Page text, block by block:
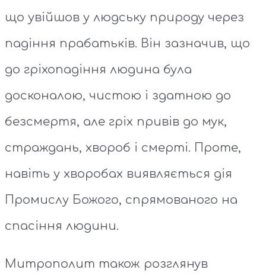
що увійшов у людську природу через
падіння прабатьків. Він зазначив, що
до гріхопадіння людина була
досконалою, чистою і здатною до
безсмертя, але гріх привів до мук,
страждань, хвороб і смерті. Проте,
навіть у хворобах виявляється дія
Промислу Божого, спрямованого на
спасіння людини.
Митрополит також розглянув